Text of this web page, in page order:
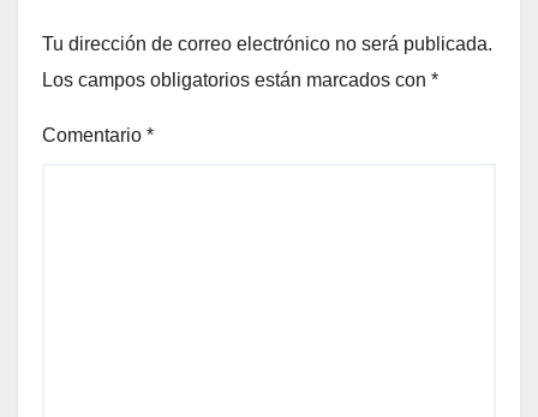
Tu dirección de correo electrónico no será publicada.
Los campos obligatorios están marcados con *
Comentario *